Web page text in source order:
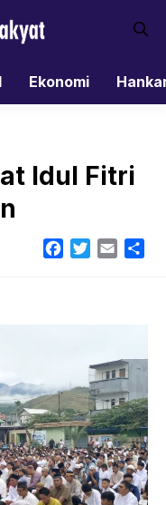
Ekonomi
Idul Fitri
Facebook
TwitterEmail